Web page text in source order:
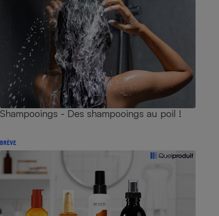
Shampooings - Des shampooings au poil !
BRÈVE